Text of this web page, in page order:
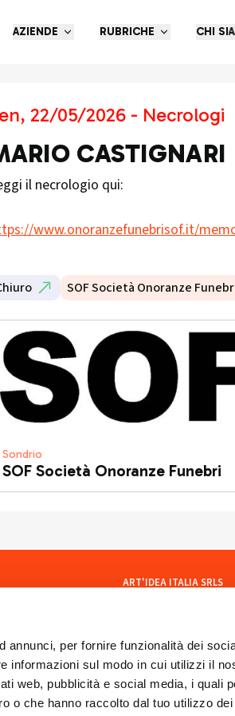
per fornire funzionalità dei
informazioni sul modo in cui utilizzi il
web, pubblicità e social media, i quali
o che hanno raccolto dal tuo utilizzo dei
AZIENDE RUBRICHE CHI
22/05/2026 - Necrologi
CASTIGNARI
il necrologio qui:
www.onoranzefunebrisof.it/
SOF Società Onoranze
Sondrio
SOF Società Onoranze Funebri
ART'IDEA ITALIA SRLS